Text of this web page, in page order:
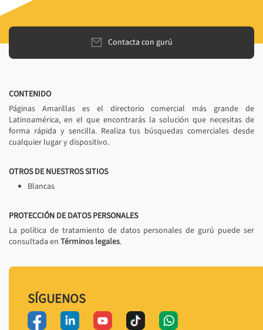
Contacta con gurú
CONTENIDO
Páginas Amarillas es el directorio comercial más grande de
Latinoamérica, en el que encontrarás la solución que necesitas de
forma rápida y sencilla. Realiza tus búsquedas comerciales desde
cualquier lugar y dispositivo.
OTROS DE NUESTROS SITIOS
Blancas
PROTECCIÓN DE DATOS PERSONALES
La política de tratamiento de datos personales de gurú puede ser
consultada en Términos legales.
SÍGUENOS